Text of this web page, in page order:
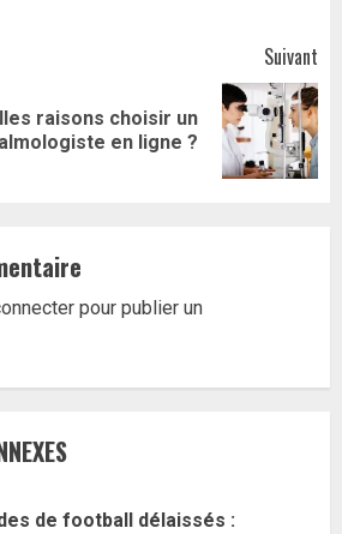
Suivant
raisons choisir un
en ligne ?
pour publier un
de football délaissés :